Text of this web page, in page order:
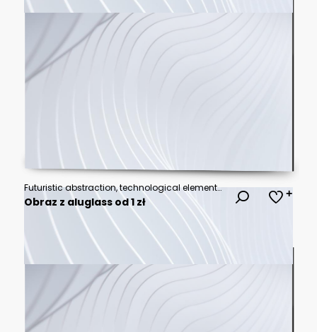
Futuristic abstraction, technological elements, twisted and irregular modern aesthetic minimalist design
Obraz z aluglass od 1 zł